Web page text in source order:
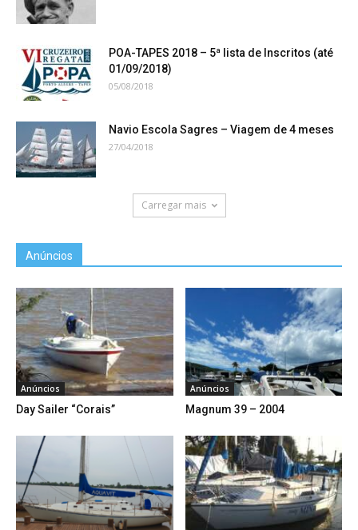
POA-TAPES 2018 – 5ª lista de Inscritos (até
01/09/2018)
05/08/2018
Navio Escola Sagres – Viagem de 4 meses
27/04/2018
Carregar mais
Anúncios
Anúncios
Day Sailer “Corais”
Anúncios
Magnum 39 – 2004